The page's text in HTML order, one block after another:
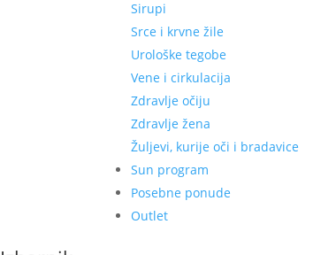
Sirupi
Srce i krvne žile
Urološke tegobe
Vene i cirkulacija
Zdravlje očiju
Zdravlje žena
Žuljevi, kurije oči i bradavice
Sun program
Posebne ponude
Outlet